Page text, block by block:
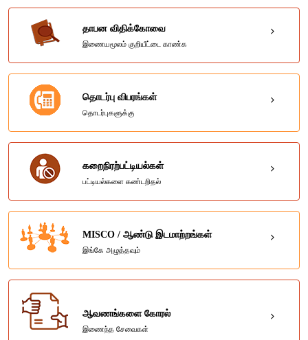
தாபன விதிக்கோவை
இணையமூலம் குறியீட்டை காண்க
தொடர்பு விபரங்கள்
தொடர்புகளுக்கு
கறைநிரற்பட்டியல்கள்
பட்டியல்களை கண்டறிதல்
MISCO / ஆண்டு இடமாற்றங்கள்
இங்கே அழுத்தவும்
ஆவணங்களை கோரல்
இணைந்த சேவைகள்